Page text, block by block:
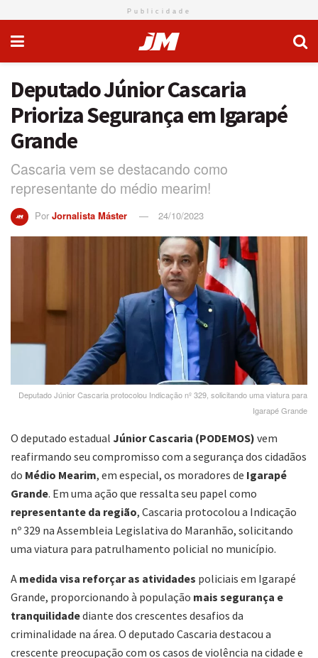
Publicidade
Deputado Júnior Cascaria
Prioriza Segurança em Igarapé
Grande
Cascaria vem se destacando como
representante do médio mearim!
Por Jornalista Máster 24/10/2023
Deputado Júnior Cascaria protocolou Indicação nº 329, solicitando uma viatura para
Igarapé Grande
O deputado estadual Júnior Cascaria (PODEMOS) vem
reafirmando seu compromisso com a segurança dos cidadãos
do Médio Mearim, em especial, os moradores de Igarapé
Grande. Em uma ação que ressalta seu papel como
representante da região, Cascaria protocolou a Indicação
nº 329 na Assembleia Legislativa do Maranhão, solicitando
uma viatura para patrulhamento policial no município.
A medida visa reforçar as atividades policiais em Igarapé
Grande, proporcionando à população mais segurança e
tranquilidadediante dos crescentes desafios da
criminalidade na área. O deputado Cascaria destacou a
crescente preocupação com os casos de violência na cidade e